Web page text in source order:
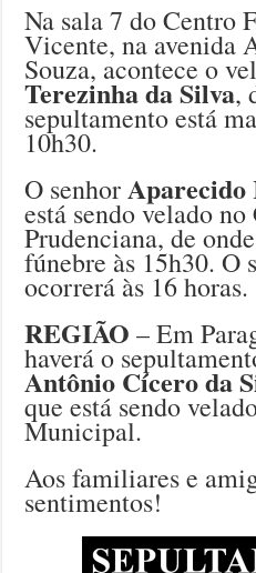
Na sala 7 do Centro
Vicente, na avenida
Souza, acontece o
Terezinha da Silva,
sepultamento está
10h30.
O senhorAparecido
está sendo velado
Prudenciana, de
fúnebre às 15h30. O
ocorrerá às 16 horas.
REGIÃO – Em
haverá o
Antônio Cícero da
que está sendo
Municipal.
Aos familiares e
sentimentos!